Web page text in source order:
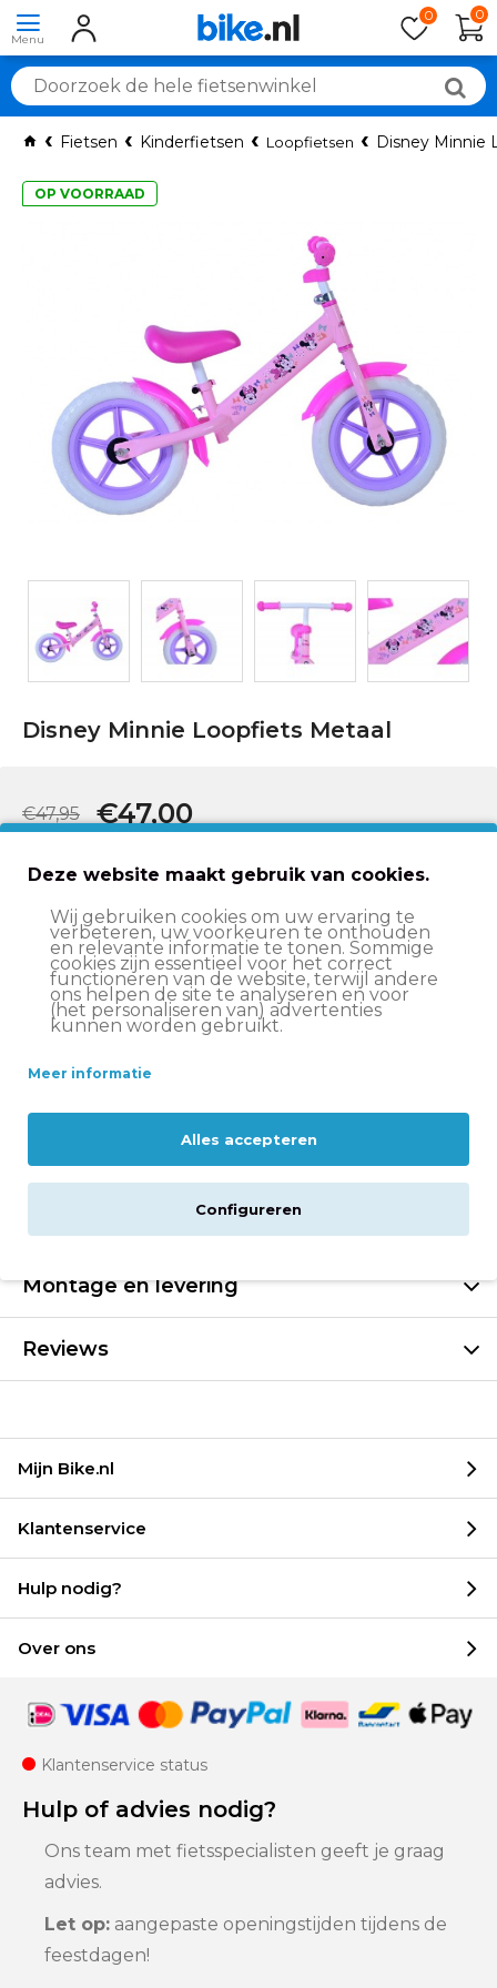
0 0
Fietsen Kinderfietsen Loopfietsen Disney Minnie
OP VOORRAAD
Disney Minnie Loopfiets Metaal
€47,00
€47,95
In winkelwagen
Op werkdagen voor 15:00 besteld, volgende werkdag
in huis*
Let op:op vrijdag voor 11:00 uur besteld = volgende
werkdag in huis
Montage en levering
Reviews
Mijn Bike.nl
Klantenservice
Hulp nodig?
Over ons
Klantenservice status
Hulp of advies nodig?
Ons team met fietsspecialisten geeft je graag
advies.
Let op: aangepaste openingstijden tijdens de
feestdagen!
Deze website maakt gebruik van cookies.
Wij gebruiken cookies om uw ervaring te
verbeteren, uw voorkeuren te onthouden
en relevante informatie te tonen. Sommige
cookies zijn essentieel voor het correct
functioneren van de website, terwijl andere
ons helpen de site te analyseren en voor
(het personaliseren van) advertenties
kunnen worden gebruikt.
Meer informatie
Alles accepteren
Configureren